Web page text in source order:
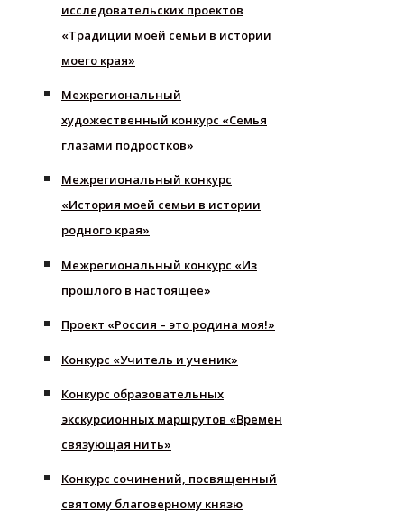
исследовательских проектов
«Традиции моей семьи в истории
моего края»
Межрегиональный
художественный конкурс «Семья
глазами подростков»
Межрегиональный конкурс
«История моей семьи в истории
родного края»
Межрегиональный конкурс «Из
прошлого в настоящее»
Проект «Россия – это родина моя!»
Конкурс «Учитель и ученик»
Конкурс образовательных
экскурсионных маршрутов «Времен
связующая нить»
Конкурс сочинений, посвященный
святому благоверному князю